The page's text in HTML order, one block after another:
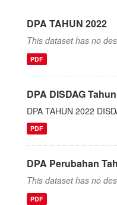
DPA TAHUN 2022
This dataset has no
PDF
DPA DISDAG
DPA TAHUN 2022
PDF
DPA Perubahan
This dataset has no
PDF